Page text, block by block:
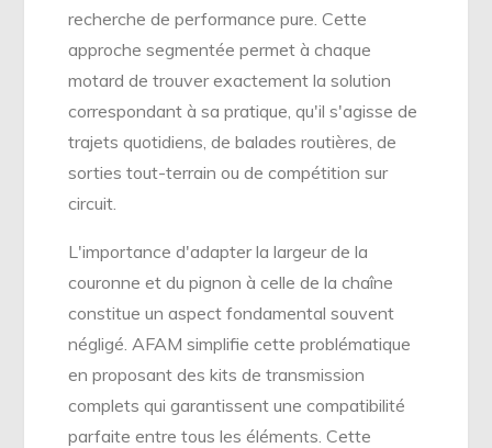
recherche de performance pure. Cette
approche segmentée permet à chaque
motard de trouver exactement la solution
correspondant à sa pratique, qu'il s'agisse de
trajets quotidiens, de balades routières, de
sorties tout-terrain ou de compétition sur
circuit.
L'importance d'adapter la largeur de la
couronne et du pignon à celle de la chaîne
constitue un aspect fondamental souvent
négligé. AFAM simplifie cette problématique
en proposant des kits de transmission
complets qui garantissent une compatibilité
parfaite entre tous les éléments. Cette